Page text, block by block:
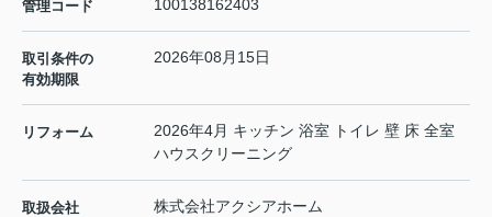
管理コード 100138162403
取引条件の
有効期限
2026年08月15日
リフォーム
2026年4月 キッチン 浴室 トイレ 壁 床 全室
ハウスクリーニング
取扱会社
株式会社アクシアホーム